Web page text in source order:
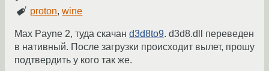
proton,wine
Max Payne 2, туда скачан d3d8to9. d3d8.dll переведен
в нативный. После загрузки происходит вылет, прошу
подтвердить у кого так же.